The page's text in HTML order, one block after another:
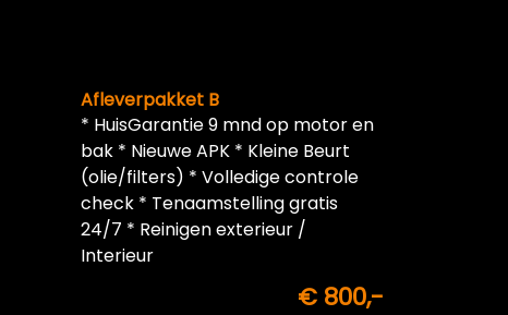
Afleverpakket B
* HuisGarantie 9 mnd op motor en
bak * Nieuwe APK * Kleine Beurt
(olie/filters) * Volledige controle
check * Tenaamstelling gratis
24/7 * Reinigen exterieur /
Interieur
€ 800,-